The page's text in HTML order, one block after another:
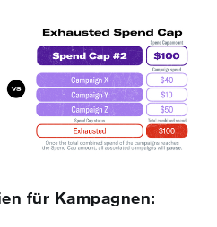
für Kampagnen: